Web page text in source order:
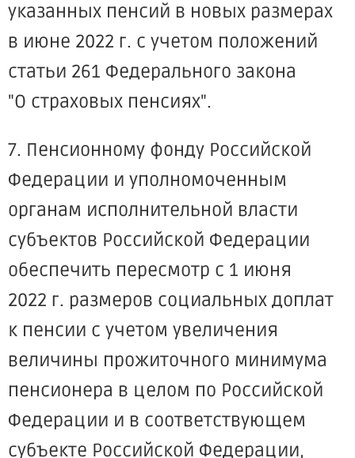
указанных пенсий в новых размерах
в июне 2022 г. с учетом положений
статьи 261 Федерального закона
"О страховых пенсиях".
7. Пенсионному фонду Российской
Федерации и уполномоченным
органам исполнительной власти
субъектов Российской Федерации
обеспечить пересмотр с 1 июня
2022 г. размеров социальных доплат
к пенсии с учетом увеличения
величины прожиточного минимума
пенсионера в целом по Российской
Федерации и в соответствующем
субъекте Российской Федерации,